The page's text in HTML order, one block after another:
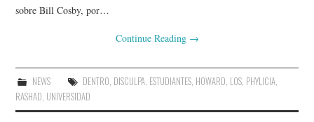
sobre Bill Cosby, por…
Continue Reading →
NEWS DENTRO, DISCULPA, ESTUDIANTES, HOWARD, LOS, PHYLICIA,
RASHAD, UNIVERSIDAD